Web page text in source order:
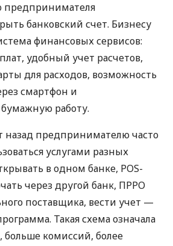
предпринимателя
банковский счет. Бизнесу
финансовых сервисов:
удобный учет расчетов,
для расходов, возможность
смартфон и
работу.
назад предпринимателю часто
услугами разных
в одном банке, POS-
через другой банк, ПРРО
поставщика, вести учет —
Такая схема означала
больше комиссий, более